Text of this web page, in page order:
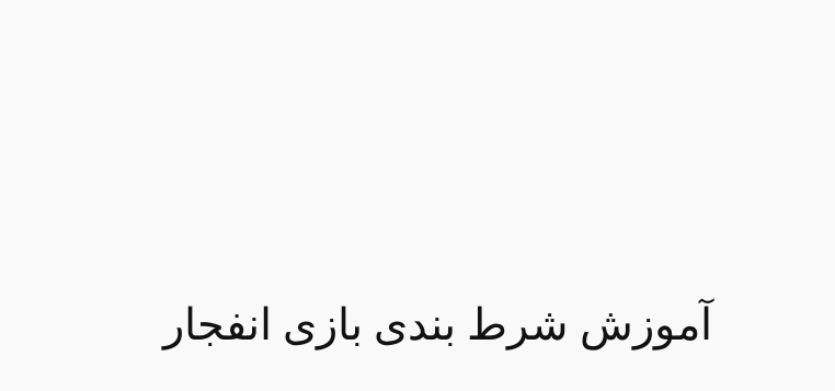
آموزش شرط بندی بازی انفجار